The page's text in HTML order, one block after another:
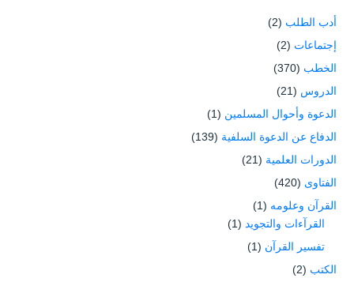
أدب الطلب (2)
إجتماعات (2)
الخطب (370)
الدروس (21)
الدعوة وأحوال المسلمين (1)
الدفاع عن الدعوة السلفية (139)
الدورات العلمية (21)
الفتاوى (420)
القرآن وعلومه (1)
القرآءات والتجويد (1)
تفسير القرآن (1)
الكتب (2)